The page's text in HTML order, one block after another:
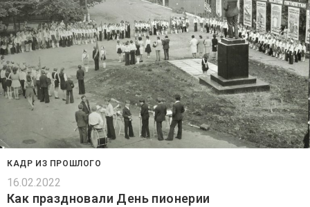
КАДР ИЗ ПРОШЛОГО
16.02.2022
Как праздновали День пионерии